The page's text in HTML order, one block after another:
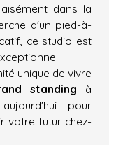
dans la
d'un pied-à-
ce studio est
unique de vivre
standing à
pour
votre futur chez-